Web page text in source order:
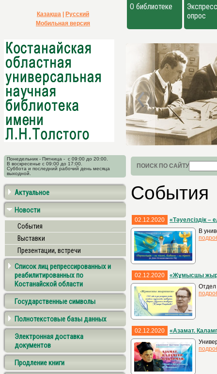
Қазақша
Русский
Мобильная версия
О библиотеке
опрос
Понедельник - Пятница - с 09:00 до 20:00.
В воскресенье с 09:00 до 17:00.
Суббота и последний рабочий день месяца
выходной.
ПОИСК ПО САЙТУ
Актуальное
Новости
События
Выставки
Презентации, встречи
Список лиц репрессированных и
реабилитированных по
Костанайской области
Государственные символы
Полнотекстовые базы данных
Электронная доставка
документов
Продление книги
События
02.12.2020
«Тәуелсіздік –
В
02.12.2020
«Жұмысшы
Отдел
02.12.2020
«Азамат.